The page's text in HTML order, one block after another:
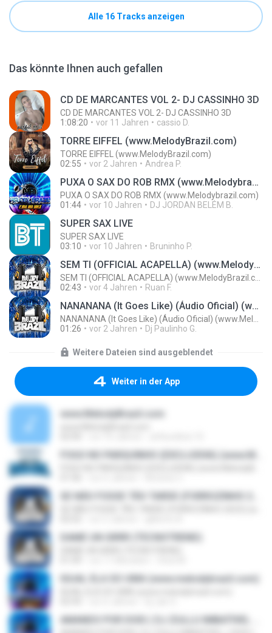
Alle 16 Tracks anzeigen
Das könnte Ihnen auch gefallen
CD DE MARCANTES VOL 2- DJ CASSINHO 3D
CD DE MARCANTES VOL 2- DJ CASSINHO 3D
1:08:20
vor 11 Jahren cassio D.
TORRE EIFFEL (www.MelodyBrazil.com)
TORRE EIFFEL (www.MelodyBrazil.com)
02:55
vor 2 Jahren Andrea P.
PUXA O SAX DO ROB RMX (www.Melodybrazil.com)
PUXA O SAX DO ROB RMX (www.Melodybrazil.com)
01:44
vor 10 Jahren DJ JORDAN BELÉM B.
SUPER SAX LIVE
SUPER SAX LIVE
03:10
vor 10 Jahren Bruninho P.
SEM TI (OFFICIAL ACAPELLA) (www.MelodyBrazil.com)
02:43
vor 4 Jahren Ruan F.
NANANANA (It Goes Like) (Áudio Oficial) (www.MelodyBrazil.com)
01:26
vor 2 Jahren Dj Paulinho G.
Weitere Dateien sind ausgeblendet
Weiter in der App
www.MelodyBrazil.com
DAME UN GRRR (TECNOTREND)
IGUAL ELA SO UMA (www.melodybrazil.com)